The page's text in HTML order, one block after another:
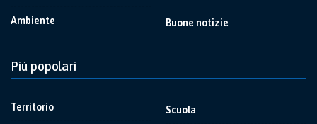
Ambiente Buone notizie
Più popolari
Territorio Scuola